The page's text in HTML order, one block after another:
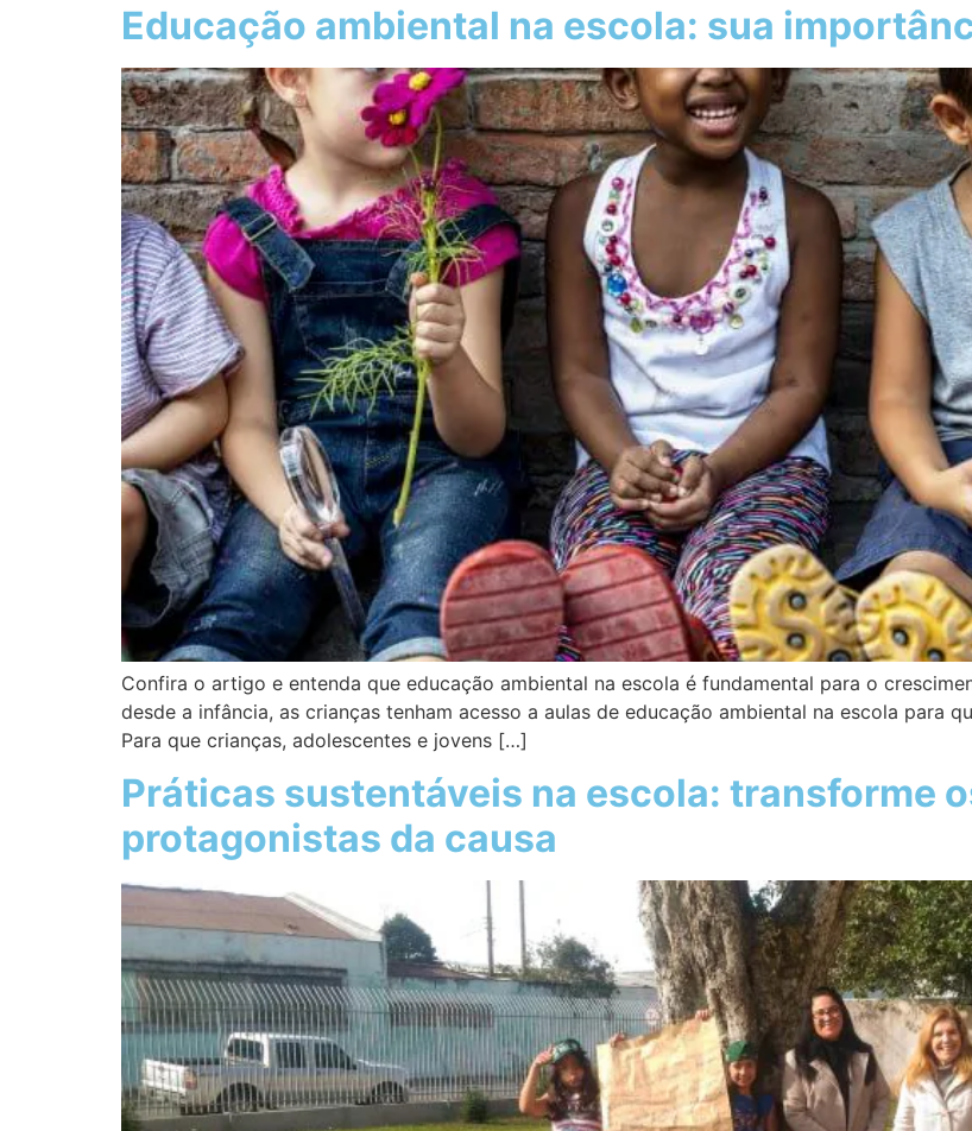
Educação ambiental na escola: sua
Confira o artigo e entenda que educação ambiental na escola é fundamental para o
desde a infância, as crianças tenham acesso a aulas de educação ambiental na escola para
Para que crianças, adolescentes e jovens […]
Práticas sustentáveis na escola: transforme
protagonistas da causa